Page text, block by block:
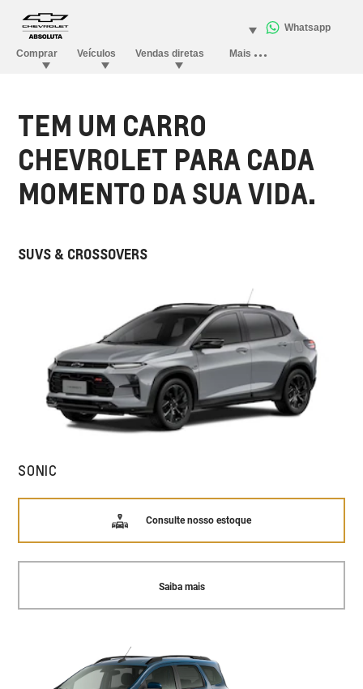
TEM UM CARRO
CHEVROLET PARA CADA
MOMENTO DA SUA VIDA.
SUVS & CROSSOVERS
SONIC
Consulte nosso estoque
Saiba mais